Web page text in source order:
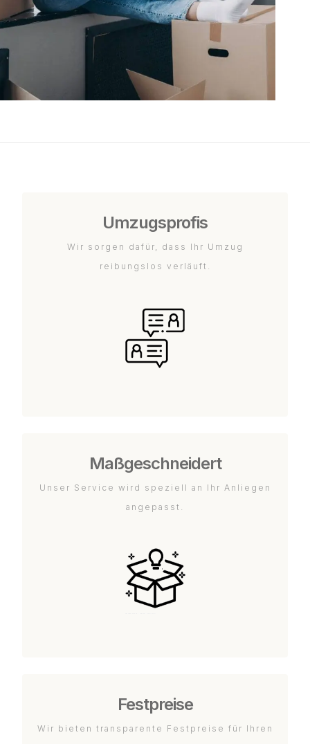
Umzugsprofis
Wir sorgen dafür, dass Ihr Umzug
reibungslos verläuft.
Maßgeschneidert
Unser Service wird speziell an Ihr Anliegen
angepasst.
Festpreise
Wir bieten transparente Festpreise für Ihren